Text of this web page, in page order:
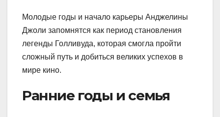
Молодые годы и начало карьеры Анджелины
Джоли запомнятся как период становления
легенды Голливуда, которая смогла пройти
сложный путь и добиться великих успехов в
мире кино.
Ранние годы и семья